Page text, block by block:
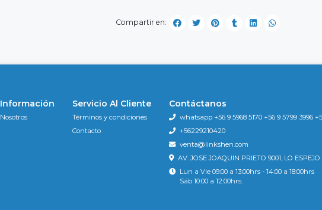
Compartir en:
Información
Nosotros
Servicio Al Cliente
Términos y condiciones
Contacto
Contáctanos
whatsapp +56 9 5968 5170 +56 9 5799 3996
+56229210420
venta@linkshen.com
AV. JOSE JOAQUIN PRIETO 9001, LO
Lun a Vie 09:00 a 13:00hrs - 14:00 a 18:00hrs
Sáb 10:00 a 12:00hrs.